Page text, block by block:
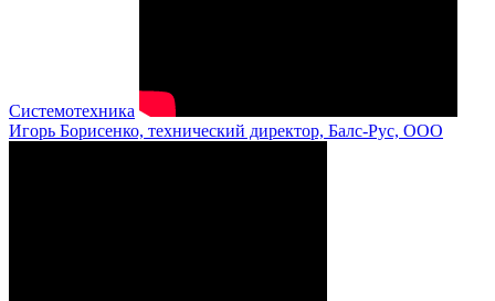
Системотехника
Игорь Борисенко, технический директор, Балс-Рус, ООО